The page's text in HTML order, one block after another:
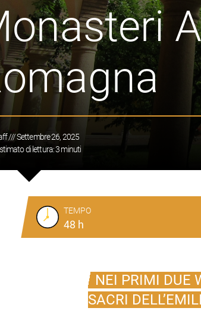
/// Settembre 26, 2025
di lettura:3minuti
TEMPO
48 h
NEI PRIMI DUE
SACRI